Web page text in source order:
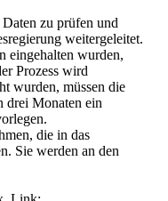
zu prüfen und
weitergeleitet.
eingehalten wurden,
Prozess wird
wurden, müssen die
drei Monaten ein
die in das
Sie werden an den